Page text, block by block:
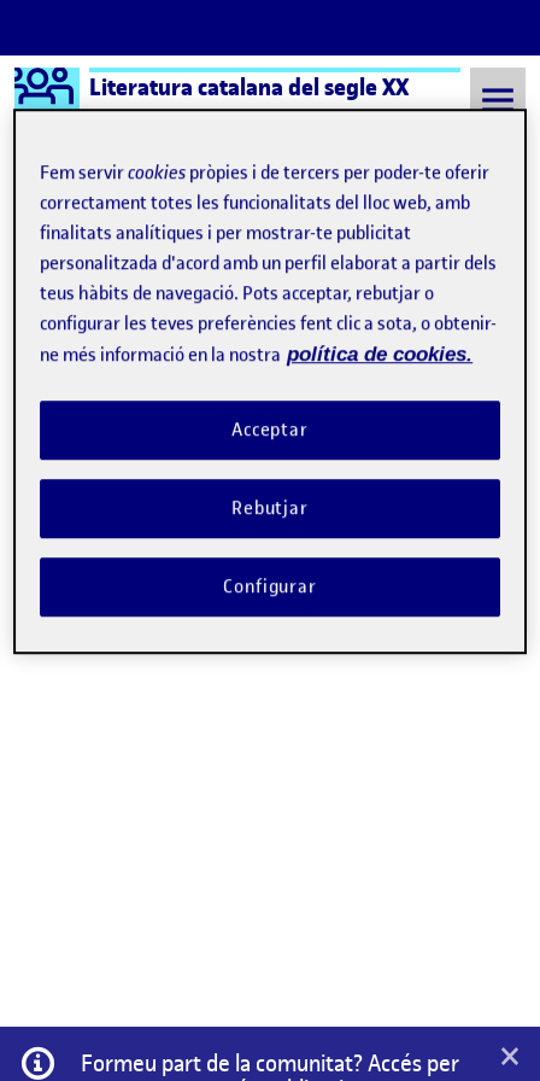
Saltar al contingut
Logo Ágora
Literatura catalana del segle XX
Semestre 20212 - Aula 1 7 Maig, 2022
7 Maig, 2022
Reflexió Incerta glòria
Publicat per
Maria Rosa Nonell Valle
Data de publicació
-comentariel Reflexió Incerta glòria
4. Literatura, guerra i conflicte personal …
Informació
Formeu part de la comunitat? Accés per
×
Fem servircookies pròpies i de tercers per poder-te oferir
correctament totes les funcionalitats del lloc web, amb
finalitats analítiques i per mostrar-te publicitat
personalitzada d'acord amb un perfil elaborat a partir dels
teus hàbits de navegació. Pots acceptar, rebutjar o
configurar les teves preferències fent clic a sota, o obtenir-
ne més informació en la nostra política de cookies.
Rebutjar
Acceptar
Configurar